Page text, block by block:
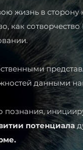
жизнь в сторону
как
данными
познания,
потенциала